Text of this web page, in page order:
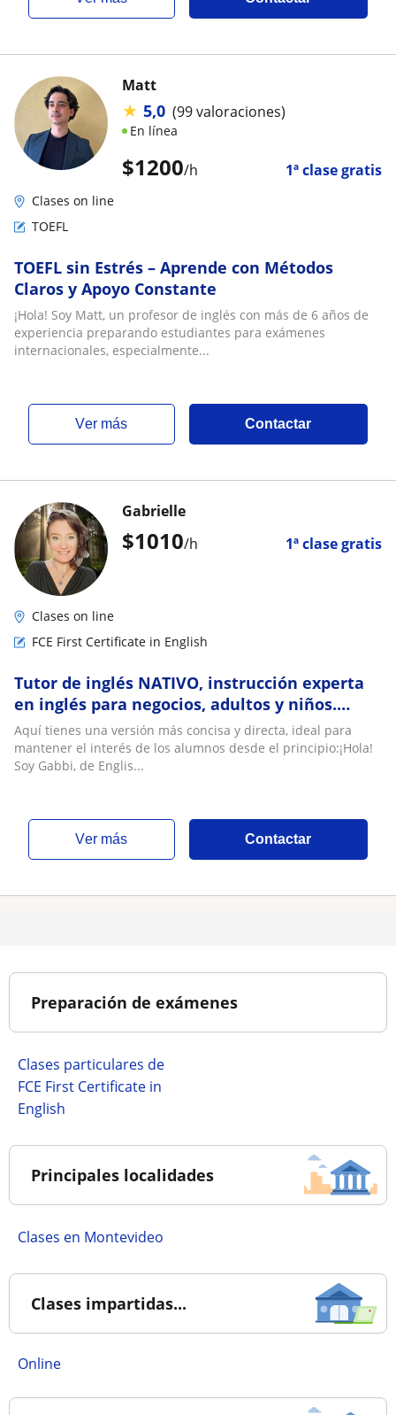
$1200/h 1ª clase gratis
Matt
★ 5,0 (99 valoraciones)
En línea
Clases on line
TOEFL
TOEFL sin Estrés – Aprende con Métodos
Claros y Apoyo Constante
¡Hola! Soy Matt, un profesor de inglés con más de 6 años de
experiencia preparando estudiantes para exámenes
internacionales, especialmente...
ver más Contactar
$1010/h 1ª clase gratis
Gabrielle
Clases on line
FCE First Certificate in English
Tutor de inglés NATIVO, instrucción experta
en inglés para negocios, adultos y niños.
¡Actualmente preparándome para mudarme
a UY!
Aquí tienes una versión más concisa y directa, ideal para
mantener el interés de los alumnos desde el principio:¡Hola!
Soy Gabbi, de Englis...
ver más Contactar
Preparación de exámenes
Clases particulares de
FCE First Certificate in
English
Principales localidades
Clases en Montevideo
Clases impartidas...
online